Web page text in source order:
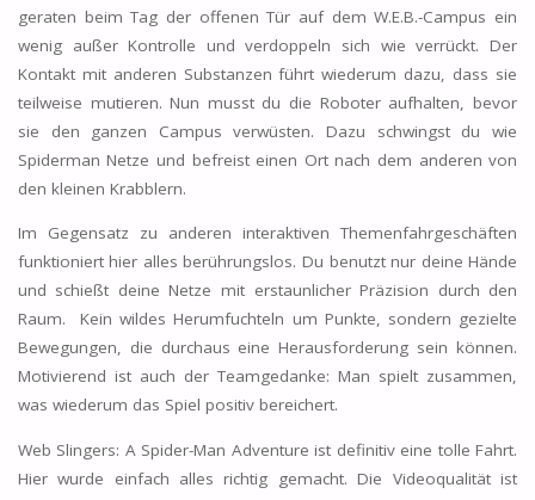
geraten beim Tag der offenen Tür auf dem W.E.B.-Campus ein
wenig außer Kontrolle und verdoppeln sich wie verrückt. Der
Kontakt mit anderen Substanzen führt wiederum dazu, dass sie
teilweise mutieren. Nun musst du die Roboter aufhalten, bevor
sie den ganzen Campus verwüsten. Dazu schwingst du wie
Spiderman Netze und befreist einen Ort nach dem anderen von
den kleinen Krabblern.
Im Gegensatz zu anderen interaktiven Themenfahrgeschäften
funktioniert hier alles berührungslos. Du benutzt nur deine Hände
und schießt deine Netze mit erstaunlicher Präzision durch den
Raum. Kein wildes Herumfuchteln um Punkte, sondern gezielte
Bewegungen, die durchaus eine Herausforderung sein können.
Motivierend ist auch der Teamgedanke: Man spielt zusammen,
was wiederum das Spiel positiv bereichert.
Web Slingers: A Spider-Man Adventure ist definitiv eine tolle Fahrt.
Hier wurde einfach alles richtig gemacht. Die Videoqualität ist